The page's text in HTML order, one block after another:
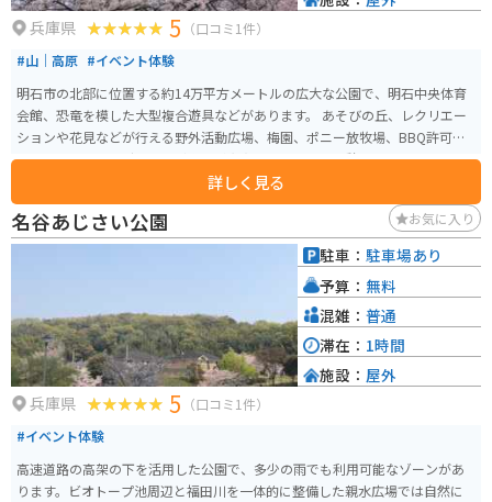
兵庫県 5 （口コミ1件）
#山｜高原 #イベント体験
明石市の北部に位置する約14万平方メートルの広大な公園で、明石中央体育
会館、恐竜を模した大型複合遊具などがあります。 あそびの丘、レクリエー
ションや花見などが行える野外活動広場、梅園、ポニー放牧場、BBQ許可エ
リア、ハーブガーデンズなど施設が充実しており、市民憩いの場となってい
ます。 毎年3月下旬ごろから、野外活動広場の周りを約500本の桜が囲むよう
に咲き誇り、多くの花見客で賑わいを見せます。350台収容できる無料駐車場
もあります。
詳しく見る
名谷あじさい公園 お気に入り
兵庫県 5 （口コミ1件）
#イベント体験
高速道路の高架の下を活用した公園で、多少の雨でも利用可能なゾーンがあ
ります。ビオトープ池周辺と福田川を一体的に整備した親水広場では自然に
駐車： 駐車場あり
予算： 無料
混雑： 普通
滞在： 1時間
施設： 屋外